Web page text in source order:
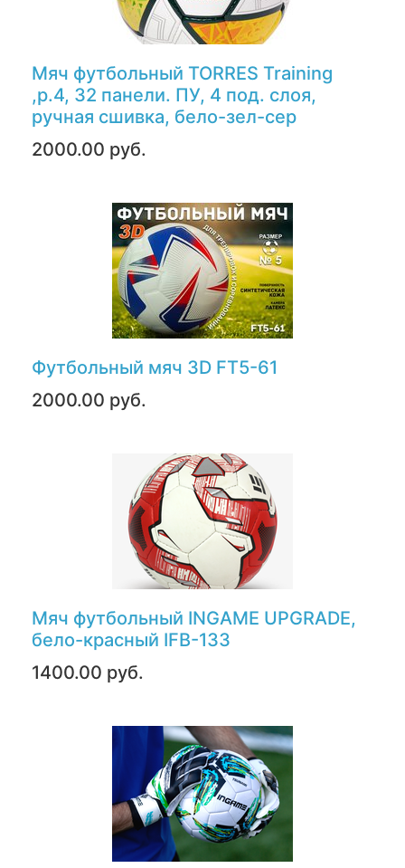
Мяч футбольный TORRES Training
,р.4, 32 панели. ПУ, 4 под. слоя,
ручная сшивка, бело-зел-сер
2000.00 руб.
Футбольный мяч 3D FT5-61
2000.00 руб.
Мяч футбольный INGAME UPGRADE,
бело-красный IFB-133
1400.00 руб.